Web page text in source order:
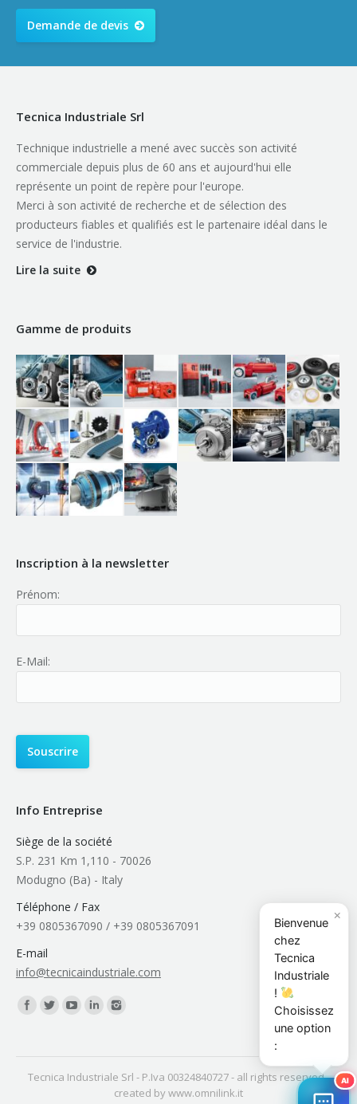
Demande de devis
Tecnica Industriale Srl
Technique industrielle a mené avec succès son activité
commerciale depuis plus de 60 ans et aujourd'hui elle
représente un point de repère pour l'europe.
Merci à son activité de recherche et de sélection des
producteurs fiables et qualifiés est le partenaire idéal dans le
service de l'industrie.
Lire la suite
Gamme de produits
Inscription à la newsletter
Prénom:
E-Mail:
Info Entreprise
Siège de la société
S.P. 231 Km 1,110 - 70026
Modugno (Ba) - Italy
Téléphone / Fax
+39 0805367090 / +39 0805367091
E-mail
info@tecnicaindustriale.com
Trouvez nous sur :
Tecnica Industriale Srl - P.Iva 00324840727 - all rights reserved -
created bywww.omnilink.it
×
Bienvenue
chez
Tecnica
Industriale
!
Choisissez
une option
:
AI